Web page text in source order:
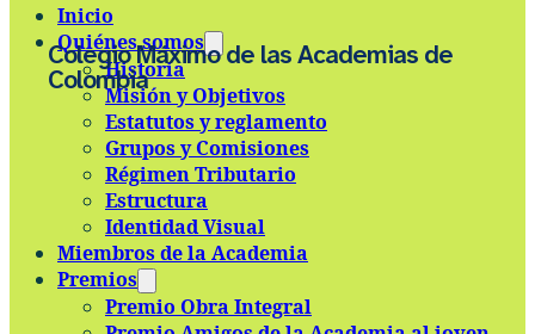
Inicio
Quiénes somos
Historia
Misión y Objetivos
Estatutos y reglamento
Grupos y Comisiones
Régimen Tributario
Estructura
Identidad Visual
Miembros de la Academia
Premios
Premio Obra Integral
Colegio Máximo de las Academias de
Colombia